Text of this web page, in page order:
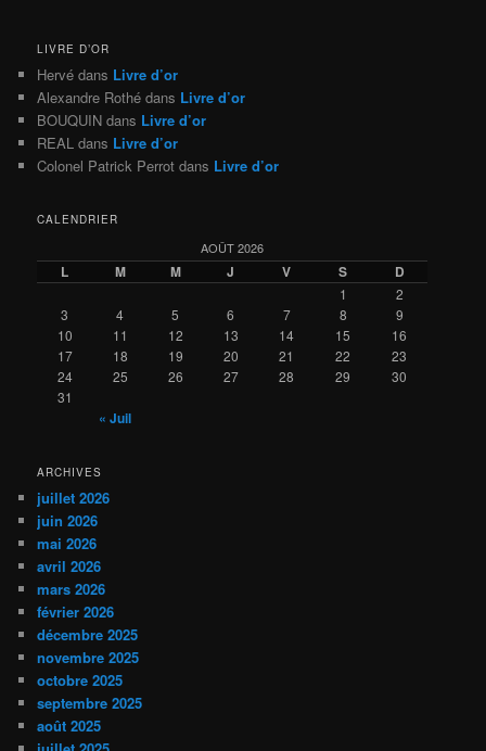
LIVRE D’OR
Hervé dans Livre d’or
Alexandre Rothé dans Livre d’or
BOUQUIN dans Livre d’or
REAL dans Livre d’or
Colonel Patrick Perrot dans Livre d’or
CALENDRIER
AOÛT 2026
L M M J V S D
1
2
3
4 5 6 7 8
9
10
11 12 13 14 15
16
17
18 19 20 21 22
23
24
25 26 27 28 29
30
31
« Juil
ARCHIVES
juillet 2026
juin 2026
mai 2026
avril 2026
mars 2026
février 2026
décembre 2025
novembre 2025
octobre 2025
septembre 2025
août 2025